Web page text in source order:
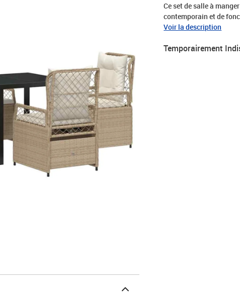
Ce set de salle à
contemporain et de
comprend une table
stylés et confortables, il
garantissant un
Voir la description
Temporairement